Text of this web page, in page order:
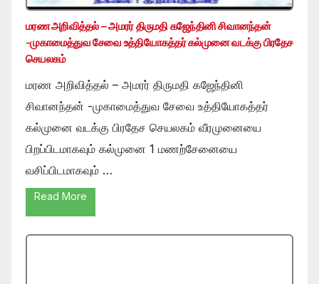
மரண அறிவித்தல் – அமரர் திருமதி கஜேந்தினி சிவானந்தன்
-முகாமைத்துவ சேவை உத்தியோகத்தர் கல்முனை வடக்கு பிரதேச
செயலகம்
மரண அறிவித்தல் – அமரர் திருமதி கஜேந்தினி
சிவானந்தன் -முகாமைத்துவ சேவை உத்தியோகத்தர்
கல்முனை வடக்கு பிரதேச செயலகம் வீரமுனையை
பிறப்பிடமாகவும் கல்முனை 1 மணற்சேனையை
வசிப்பிடமாகவும் …
Read More